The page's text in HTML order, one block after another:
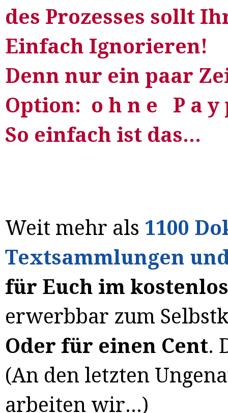
des Prozesses sollt
Einfach Ignorieren!
Denn nur ein paar
Option: o h n e P a
So einfach ist das...
Weit mehr als 1100
Textsammlungen
für Euch im
erwerbbar zum
Oder für einen Cent.
(An den letzten
arbeiten wir...)